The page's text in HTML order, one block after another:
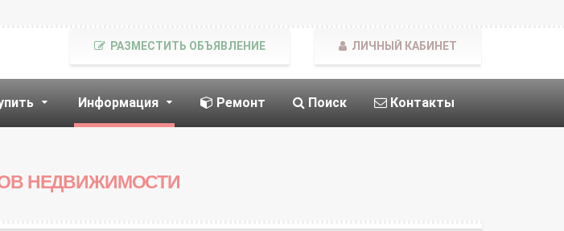
Информация Ремонт Поиск Контакты
РАЗМЕСТИТЬ ОБЪЯВЛЕНИЕ ЛИЧНЫЙ КАБИНЕТ
НЕДВИЖИМОСТИ